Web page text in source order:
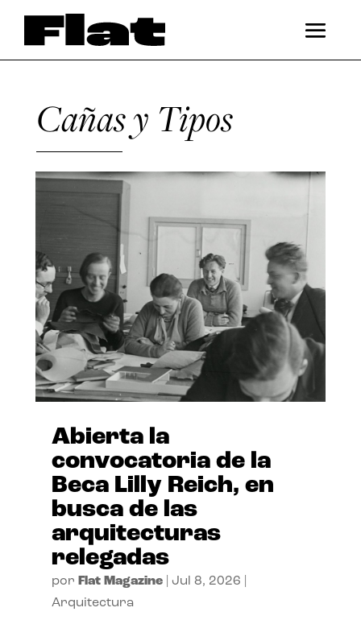
Cañas y Tipos
Abierta la
convocatoria de la
Beca Lilly Reich, en
busca de las
arquitecturas
relegadas
por Flat Magazine| Jul 8, 2026
Arquitectura